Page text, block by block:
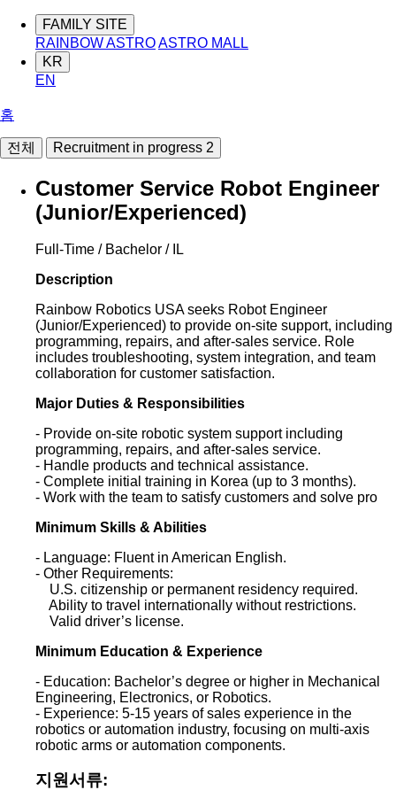
FAMILY SITE
RAINBOW ASTROASTRO MALL
KR
EN
홈
전체 Recruitment in progress 2
Customer Service Robot Engineer
(Junior/Experienced)
Full-Time / Bachelor / IL
Description
Rainbow Robotics USA seeks Robot Engineer
(Junior/Experienced) to provide on-site support, including
programming, repairs, and after-sales service. Role
includes troubleshooting, system integration, and team
collaboration for customer satisfaction.
Major Duties & Responsibilities
- Provide on-site robotic system support including
programming, repairs, and after-sales service.
- Handle products and technical assistance.
- Complete initial training in Korea (up to 3 months).
- Work with the team to satisfy customers and solve pro
Minimum Skills & Abilities
- Language: Fluent in American English.
- Other Requirements:
U.S. citizenship or permanent residency required.
Ability to travel internationally without restrictions.
Valid driver’s license.
Minimum Education & Experience
- Education: Bachelor’s degree or higher in Mechanical
Engineering, Electronics, or Robotics.
- Experience: 5-15 years of sales experience in the
robotics or automation industry, focusing on multi-axis
robotic arms or automation components.
지원서류: